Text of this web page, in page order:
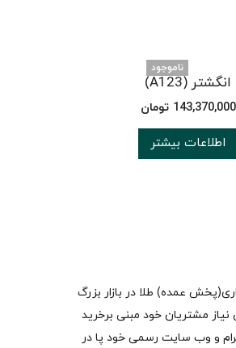
ناموجود
انگشتر (A123)
143,370,000 تومان
اطلاعات بیشتر
و بنکداری(پخش عمده) طلا در بازار بزرگ
مشتریان خود مبنی برخرید
به کار پیج اینستاگرام و وب سایت رسمی خود پا در